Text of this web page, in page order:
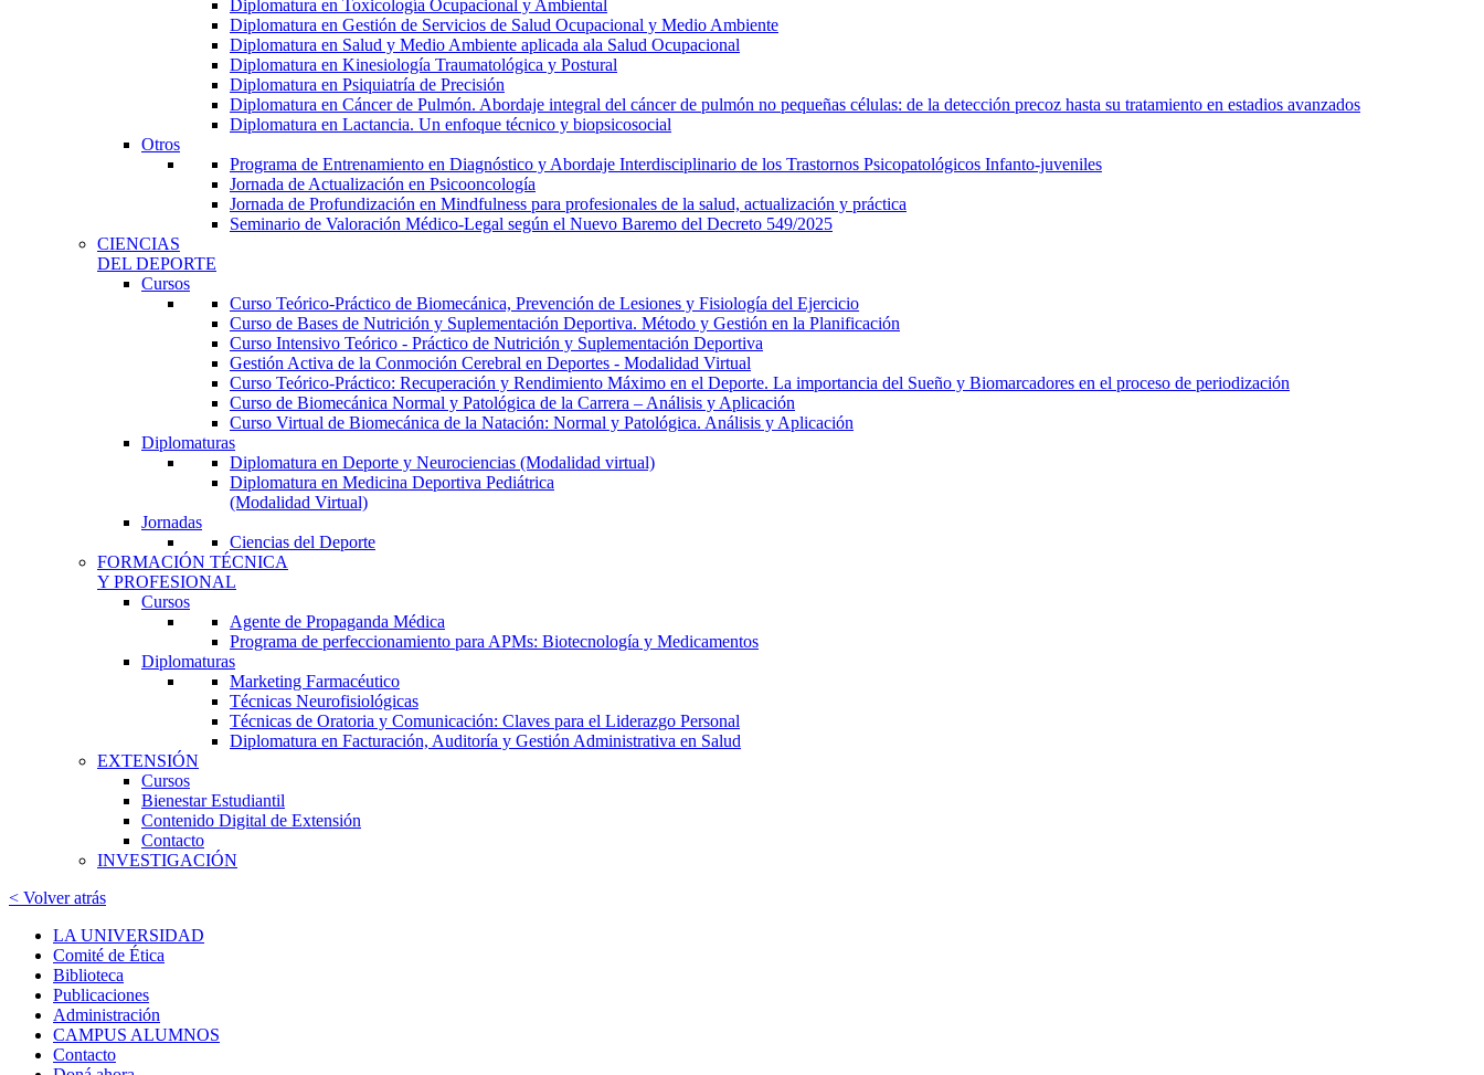
Diplomatura en Toxicología Ocupacional y Ambiental
Diplomatura en Gestión de Servicios de Salud Ocupacional y Medio Ambiente
Diplomatura en Salud y Medio Ambiente aplicada ala Salud Ocupacional
Diplomatura en Kinesiología Traumatológica y Postural
Diplomatura en Psiquiatría de Precisión
Diplomatura en Cáncer de Pulmón. Abordaje integral del cáncer de pulmón no pequeñas células: de la detección precoz hasta su tratamiento en estadios avanzados
Diplomatura en Lactancia. Un enfoque técnico y biopsicosocial
Otros
Programa de Entrenamiento en Diagnóstico y Abordaje Interdisciplinario de los Trastornos Psicopatológicos Infanto-juveniles
Jornada de Actualización en Psicooncología
Jornada de Profundización en Mindfulness para profesionales de la salud, actualización y práctica
Seminario de Valoración Médico-Legal según el Nuevo Baremo del Decreto 549/2025
CIENCIAS
DEL DEPORTE
Cursos
Curso Teórico-Práctico de Biomecánica, Prevención de Lesiones y Fisiología del Ejercicio
Curso de Bases de Nutrición y Suplementación Deportiva. Método y Gestión en la Planificación
Curso Intensivo Teórico - Práctico de Nutrición y Suplementación Deportiva
Gestión Activa de la Conmoción Cerebral en Deportes - Modalidad Virtual
Curso Teórico-Práctico: Recuperación y Rendimiento Máximo en el Deporte. La importancia del Sueño y Biomarcadores en el proceso de periodización
Curso de Biomecánica Normal y Patológica de la Carrera – Análisis y Aplicación
Curso Virtual de Biomecánica de la Natación: Normal y Patológica. Análisis y Aplicación
Diplomaturas
Diplomatura en Deporte y Neurociencias (Modalidad virtual)
Diplomatura en Medicina Deportiva Pediátrica
(Modalidad Virtual)
Jornadas
Ciencias del Deporte
FORMACIÓN TÉCNICA
Y PROFESIONAL
Cursos
Agente de Propaganda Médica
Programa de perfeccionamiento para APMs: Biotecnología y Medicamentos
Diplomaturas
Marketing Farmacéutico
Técnicas Neurofisiológicas
Técnicas de Oratoria y Comunicación: Claves para el Liderazgo Personal
Diplomatura en Facturación, Auditoría y Gestión Administrativa en Salud
EXTENSIÓN
Cursos
Bienestar Estudiantil
Contenido Digital de Extensión
Contacto
INVESTIGACIÓN
< Volver atrás
LA UNIVERSIDAD
Comité de Ética
Biblioteca
Publicaciones
Administración
CAMPUS ALUMNOS
Contacto